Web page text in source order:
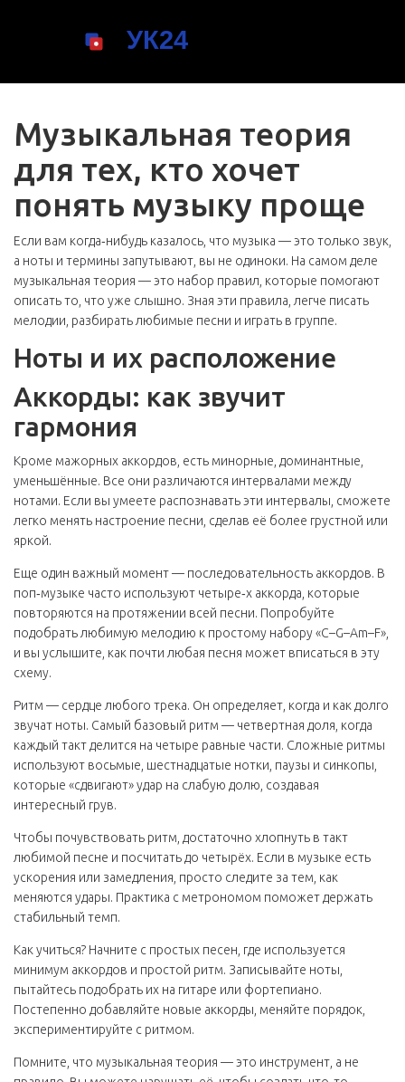
Музыкальная теория
для тех, кто хочет
понять музыку проще
Если вам когда‑нибудь казалось, что музыка — это только звук,
а ноты и термины запутывают, вы не одиноки. На самом деле
музыкальная теория — это набор правил, которые помогают
описать то, что уже слышно. Зная эти правила, легче писать
мелодии, разбирать любимые песни и играть в группе.
Ноты и их расположение
Аккорды: как звучит
гармония
Кроме мажорных аккордов, есть минорные, доминантные,
уменьшённые. Все они различаются интервалами между
нотами. Если вы умеете распознавать эти интервалы, сможете
легко менять настроение песни, сделав её более грустной или
яркой.
Еще один важный момент — последовательность аккордов. В
поп‑музыке часто используют четыре‑х аккорда, которые
повторяются на протяжении всей песни. Попробуйте
подобрать любимую мелодию к простому набору «C–G–Am–F»,
и вы услышите, как почти любая песня может вписаться в эту
схему.
Ритм — сердце любого трека. Он определяет, когда и как долго
звучат ноты. Самый базовый ритм — четвертная доля, когда
каждый такт делится на четыре равные части. Сложные ритмы
используют восьмые, шестнадцатые нотки, паузы и синкопы,
которые «сдвигают» удар на слабую долю, создавая
интересный грув.
Чтобы почувствовать ритм, достаточно хлопнуть в такт
любимой песне и посчитать до четырёх. Если в музыке есть
ускорения или замедления, просто следите за тем, как
меняются удары. Практика с метрономом поможет держать
стабильный темп.
Как учиться? Начните с простых песен, где используется
минимум аккордов и простой ритм. Записывайте ноты,
пытайтесь подобрать их на гитаре или фортепиано.
Постепенно добавляйте новые аккорды, меняйте порядок,
экспериментируйте с ритмом.
Помните, что музыкальная теория — это инструмент, а не